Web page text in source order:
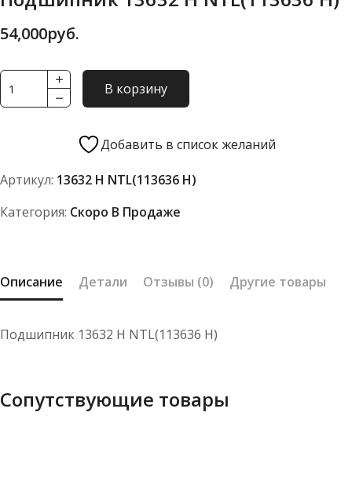
54,000руб.
Количество
товара
NTL(113636
В корзину
Добавить в список желаний
Артикул: 13632 Н NTL(113636 Н)
Категория: Скоро В Продаже
Описание Детали Отзывы (0) Другие товары
Подшипник 13632 Н NTL(113636 Н)
Сопутствующие товары